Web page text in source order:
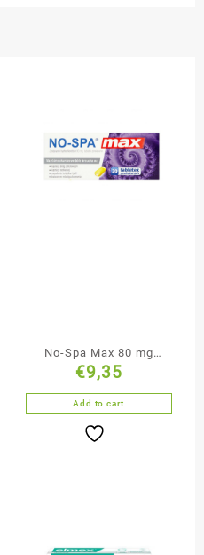
No-Spa Max 80 mg
tabletki powlekane 20
tabletek
€9,35
Add to cart